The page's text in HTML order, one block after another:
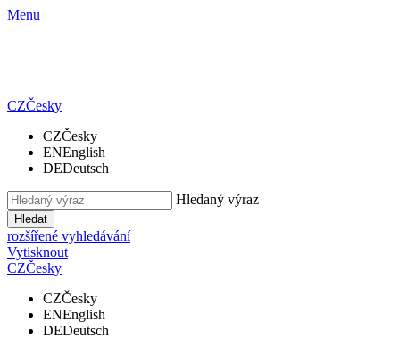
Menu
CZČesky
CZČesky
ENEnglish
DEDeutsch
Hledaný výraz
Hledat
rozšířené vyhledávání
Vytisknout
CZČesky
CZČesky
ENEnglish
DEDeutsch